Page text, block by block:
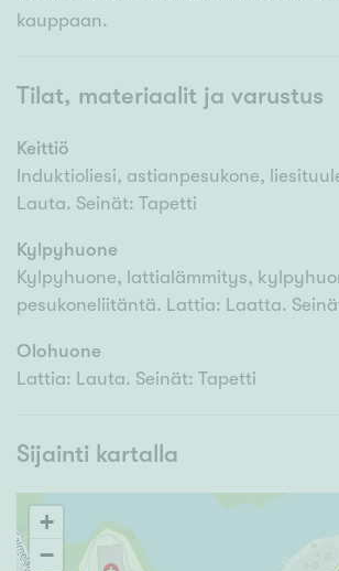
kauppaan.
Tilat, materiaalit ja varustus
Keittiö
Induktioliesi, astianpesukone,
Lauta. Seinät: Tapetti
Kylpyhuone
Kylpyhuone, lattialämmitys,
pesukoneliitäntä. Lattia: Laatta.
Olohuone
Lattia: Lauta. Seinät: Tapetti
Sijainti kartalla
+
−